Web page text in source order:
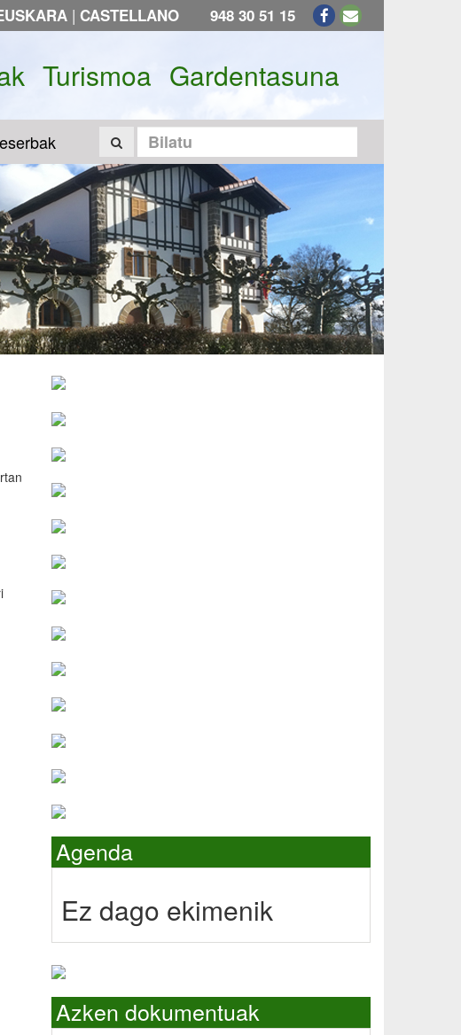
| CASTELLANO 948 30 51 15
Turismoa Gardentasuna
Agenda
Ez dago ekimenik
Azken dokumentuak